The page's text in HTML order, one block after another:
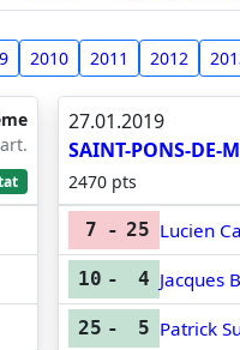
2010 2011 2012
27.01.2019
SAINT-PONS-DE-
2470 pts
7 - 25 Lucien
10 - 4 Jacques
25 - 5 Patrick